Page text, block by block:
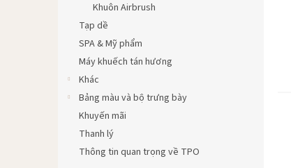
Khuôn Airbrush
Tạp dề
SPA & Mỹ phẩm
Máy khuếch tán hương
Khác
Bảng màu và bộ trưng bày
Khuyến mãi
Thanh lý
Thông tin quan trọng về TPO